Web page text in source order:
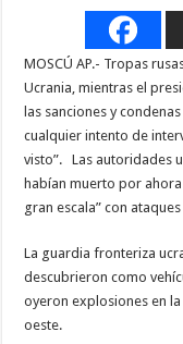
MOSCÚ AP.- Tropas
Ucrania, mientras el
las sanciones y
cualquier intento de
visto”. Las autoridades
habían muerto por
gran escala” con
La guardia fronteriza
descubrieron como
oyeron explosiones en la
oeste.